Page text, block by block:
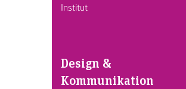
Institut
Design &
Kommunikation